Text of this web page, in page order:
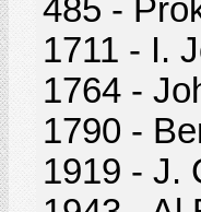
485 -
1711 - I.
1764 -
1790 -
1919 - J.